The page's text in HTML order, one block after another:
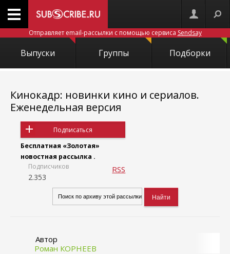
Отправляет email-рассылки с помощью сервиса Sendsay
Выпуски Группы Подборки
Кинокадр: новинки кино и сериалов.
Еженедельная версия
Подписаться
Бесплатная «Золотая»
новостная рассылка .
Подписчиков
2.353
RSS
Автор
Роман КОРНЕЕВ